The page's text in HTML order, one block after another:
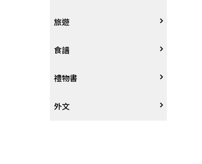
寵物
時尚、瘦身、芳療
戲劇、舞蹈
動腦解謎
英語書
教育教養
生老病死
限制級漫畫
中文詩詞
武俠小說
奇幻恐佈小說
推理小說
藝術設計
居家佈置
建築工藝
園藝
旅遊
台灣
中港澳
日韓
食譜
中式
西式
禮物書
外文